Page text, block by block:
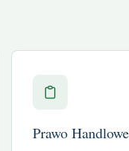
Prawo